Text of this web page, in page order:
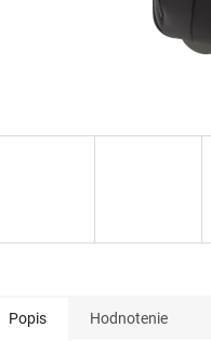
Popis Hodnotenie